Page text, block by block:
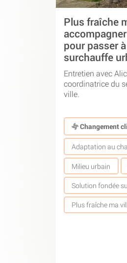
Plus fraîche
pour passer
surchauffe
Entretien avec
coordinatrice du
ville.
Changement
Adaptation au
Milieu urbain
Solution fondée
Plus fraîche ma